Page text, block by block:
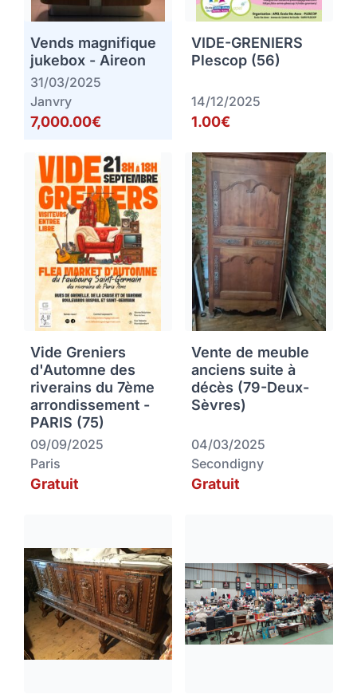
Vends magnifique
jukebox - Aireon
31/03/2025
Janvry
7,000.00€
VIDE-GRENIERS
Plescop (56)
14/12/2025
1.00€
Vide Greniers
d'Automne des
riverains du 7ème
arrondissement -
PARIS (75)
09/09/2025
Paris
Gratuit
Vente de meuble
anciens suite à
décès (79-Deux-
Sèvres)
04/03/2025
Secondigny
Gratuit